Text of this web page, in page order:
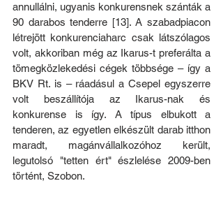
annullálni, ugyanis konkurensnek szánták a
90 darabos tenderre [13]. A szabadpiacon
létrejött konkurenciaharc csak látszólagos
volt, akkoriban még az Ikarus-t preferálta a
tömegközlekedési cégek többsége – így a
BKV Rt. is – ráadásul a Csepel egyszerre
volt beszállítója az Ikarus-nak és
konkurense is így. A típus elbukott a
tenderen, az egyetlen elkészült darab itthon
maradt, magánvállalkozóhoz került,
legutolsó "tetten ért" észlelése 2009-ben
történt, Szobon.